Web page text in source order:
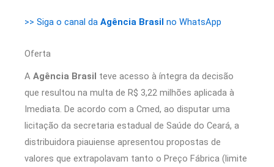
>> Siga o canal da Agência Brasil no WhatsApp
Oferta
A Agência Brasil teve acesso à íntegra da decisão
que resultou na multa de R$ 3,22 milhões aplicada à
Imediata. De acordo com a Cmed, ao disputar uma
licitação da secretaria estadual de Saúde do Ceará, a
distribuidora piauiense apresentou propostas de
valores que extrapolavam tanto o Preço Fábrica (limite